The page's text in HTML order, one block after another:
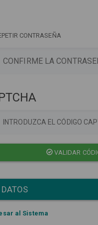
CONTRASEÑA
VALIDAR
al Sistema